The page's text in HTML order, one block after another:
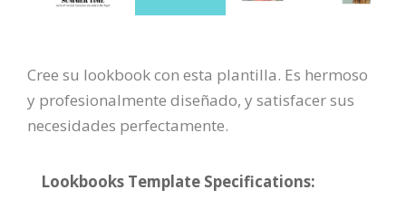
Cree su lookbook con esta plantilla. Es hermoso
y profesionalmente diseñado, y satisfacer sus
necesidades perfectamente.
Lookbooks Template Specifications: